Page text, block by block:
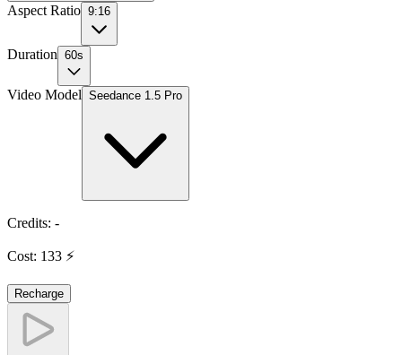
Aspect Ratio 9:16
Duration 60s
Video Model Seedance 1.5 Pro
Credits: -
Cost: 133 ⚡
Recharge